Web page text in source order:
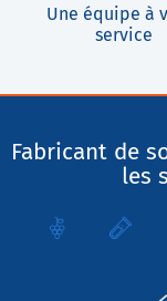
Une équipe à
service
Fabricant de
les